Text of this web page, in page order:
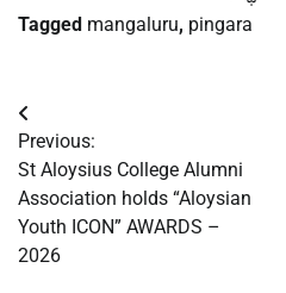
Tagged mangaluru, pingara
Post
navigation
Previous:
St Aloysius College Alumni
Association holds “Aloysian
Youth ICON” AWARDS –
2026